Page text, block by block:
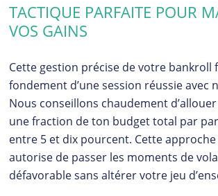
TACTIQUE PARFAITE POUR
VOS GAINS
Cette gestion précise de votre bankroll
fondement d’une session réussie avec
Nous conseillons chaudement
une fraction de ton budget total par
entre 5 et dix pourcent. Cette
autorise de passer les moments de
défavorable sans altérer votre jeu